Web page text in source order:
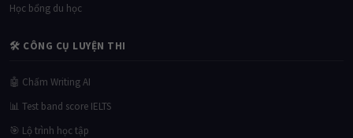
Học bổng du học
🛠 CÔNG CỤ LUYỆN THI
🤖 Chấm Writing AI
📊 Test band score IELTS
🎯 Lộ trình học tập